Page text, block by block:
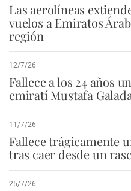
Las aerolíneas
vuelos a Emiratos
región
12/7/26
Fallece a los 24 años
emiratí Mustafa
11/7/26
Fallece trágicamente
tras caer desde un
25/7/26